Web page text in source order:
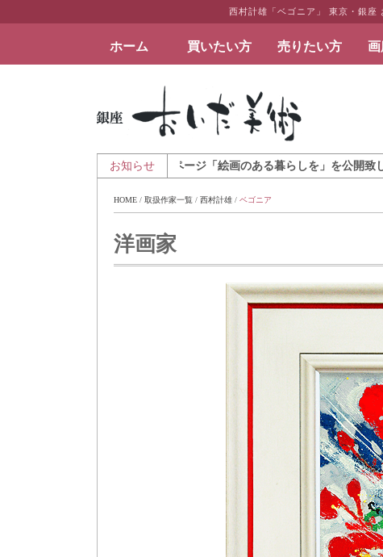
西村計雄「ベゴニア」 東京・銀座
ホーム 買いたい方 売りたい方 画
絵画など美術品の販売と買取 | 東京・銀座 おいだ美
お知らせ
リアのギャラリーページ「絵画のある暮らしを」を公開致しました
HOME / 取扱作家一覧 / 西村計雄 / ベゴニア
洋画家